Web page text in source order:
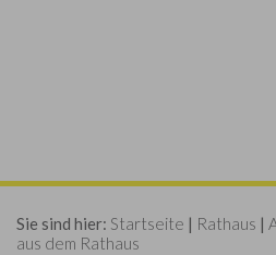
Sie sind hier: Startseite | Rathaus |
aus dem Rathaus